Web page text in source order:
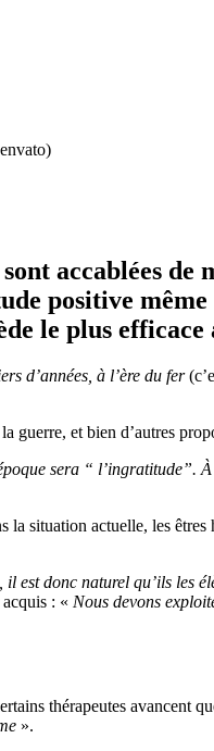
accablées de
positive même
le plus efficace
d’années, à l’ère du fer
guerre, et bien d’autres
sera “ l’ingratitude”.
la situation actuelle, les
il est donc naturel qu’ils les
: « Nous devons
thérapeutes avancent
».